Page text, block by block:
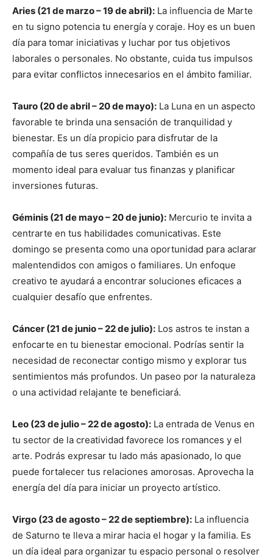
Aries (21 de marzo – 19 de abril): La influencia de Marte
en tu signo potencia tu energía y coraje. Hoy es un buen
día para tomar iniciativas y luchar por tus objetivos
laborales o personales. No obstante, cuida tus impulsos
para evitar conflictos innecesarios en el ámbito familiar.
Tauro (20 de abril – 20 de mayo): La Luna en un aspecto
favorable te brinda una sensación de tranquilidad y
bienestar. Es un día propicio para disfrutar de la
compañía de tus seres queridos. También es un
momento ideal para evaluar tus finanzas y planificar
inversiones futuras.
Géminis (21 de mayo – 20 de junio): Mercurio te invita a
centrarte en tus habilidades comunicativas. Este
domingo se presenta como una oportunidad para aclarar
malentendidos con amigos o familiares. Un enfoque
creativo te ayudará a encontrar soluciones eficaces a
cualquier desafío que enfrentes.
Cáncer (21 de junio – 22 de julio): Los astros te instan a
enfocarte en tu bienestar emocional. Podrías sentir la
necesidad de reconectar contigo mismo y explorar tus
sentimientos más profundos. Un paseo por la naturaleza
o una actividad relajante te beneficiará.
Leo (23 de julio – 22 de agosto): La entrada de Venus en
tu sector de la creatividad favorece los romances y el
arte. Podrás expresar tu lado más apasionado, lo que
puede fortalecer tus relaciones amorosas. Aprovecha la
energía del día para iniciar un proyecto artístico.
Virgo (23 de agosto – 22 de septiembre): La influencia
de Saturno te lleva a mirar hacia el hogar y la familia. Es
un día ideal para organizar tu espacio personal o resolver